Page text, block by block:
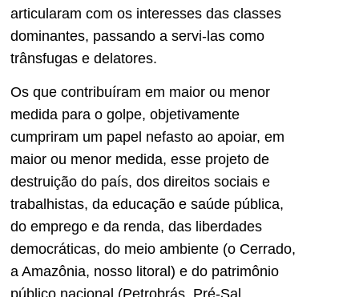
articularam com os interesses das classes
dominantes, passando a servi-las como
trânsfugas e delatores.
Os que contribuíram em maior ou menor
medida para o golpe, objetivamente
cumpriram um papel nefasto ao apoiar, em
maior ou menor medida, esse projeto de
destruição do país, dos direitos sociais e
trabalhistas, da educação e saúde pública,
do emprego e da renda, das liberdades
democráticas, do meio ambiente (o Cerrado,
a Amazônia, nosso litoral) e do patrimônio